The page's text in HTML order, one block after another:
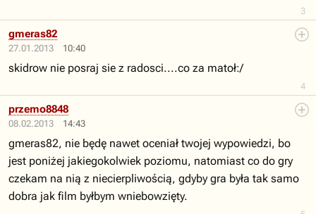
3
27.01.2013 10:40
4
gmeras82
skidrow nie posraj sie z radosci....co za matoł:/
08.02.2013 14:43
przemo8848
gmeras82, nie będę nawet oceniał twojej wypowiedzi, bo
jest poniżej jakiegokolwiek poziomu, natomiast co do gry
czekam na nią z niecierpliwością, gdyby gra była tak samo
dobra jak film byłbym wniebowzięty.